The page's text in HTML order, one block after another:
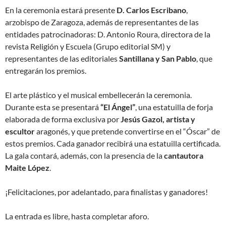
En la ceremonia estará presente D. Carlos Escribano,
arzobispo de Zaragoza, además de representantes de las
entidades patrocinadoras: D. Antonio Roura, directora de la
revista Religión y Escuela (Grupo editorial SM) y
representantes de las editorialesSantillana y San Pablo, que
entregarán los premios.
El arte plástico y el musical embellecerán la ceremonia.
Durante esta se presentará“El Ángel”, una estatuilla de forja
elaborada de forma exclusiva porJesús Gazol, artista y
escultoraragonés, y que pretende convertirse en el “Óscar” de
estos premios. Cada ganador recibirá una estatuilla certificada.
La gala contará, además, con la presencia de lacantautora
Maite López.
¡Felicitaciones, por adelantado, para finalistas y ganadores!
La entrada es libre, hasta completar aforo.